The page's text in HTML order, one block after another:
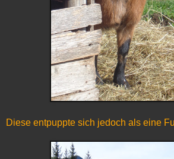
Diese entpuppte sich jedoch als eine